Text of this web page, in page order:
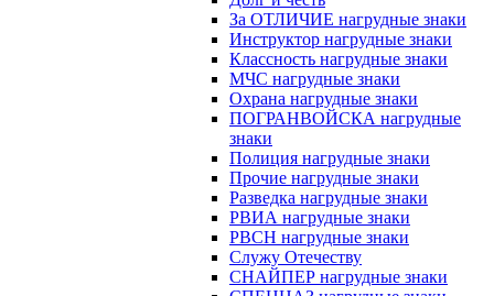
За ОТЛИЧИЕ нагрудные знаки
Инструктор нагрудные знаки
Классность нагрудные знаки
МЧС нагрудные знаки
Охрана нагрудные знаки
ПОГРАНВОЙСКА нагрудные
знаки
Полиция нагрудные знаки
Прочие нагрудные знаки
Разведка нагрудные знаки
РВИА нагрудные знаки
РВСН нагрудные знаки
Служу Отечеству
СНАЙПЕР нагрудные знаки